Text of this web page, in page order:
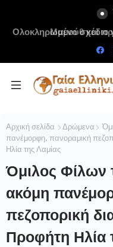
Ολοκληρωμένο σχέδιο
Αρχική σελίδα Δρώμενα
πανέμορφη, πανοραμική
Ηλία της Λαμίας
Όμιλος Φίλων
ακόμη
πεζοπορική
Προφήτη Ηλία